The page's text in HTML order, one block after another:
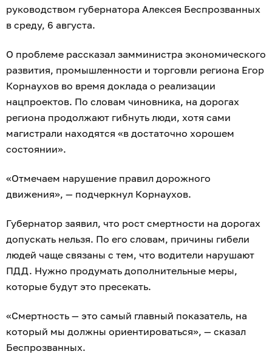
руководством губернатора Алексея Беспрозванных
в среду, 6 августа.
О проблеме рассказал замминистра экономического
развития, промышленности и торговли региона Егор
Корнаухов во время доклада о реализации
нацпроектов. По словам чиновника, на дорогах
региона продолжают гибнуть люди, хотя сами
магистрали находятся «в достаточно хорошем
состоянии».
«Отмечаем нарушение правил дорожного
движения», — подчеркнул Корнаухов.
Губернатор заявил, что рост смертности на дорогах
допускать нельзя. По его словам, причины гибели
людей чаще связаны с тем, что водители нарушают
ПДД. Нужно продумать дополнительные меры,
которые будут это пресекать.
«Смертность — это самый главный показатель, на
который мы должны ориентироваться», — сказал
Беспрозванных.